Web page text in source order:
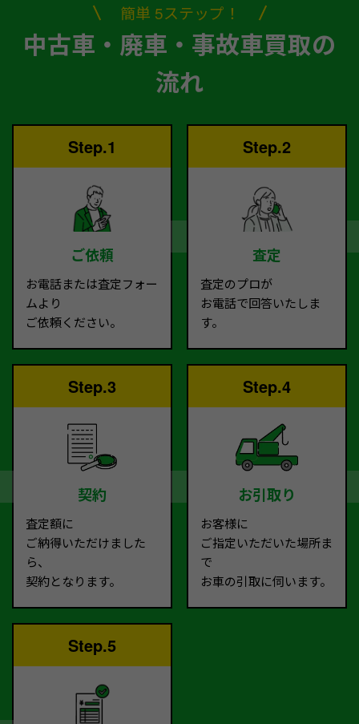
簡単 5ステップ！
中古車・廃車・事故車買取の
流れ
Step.1
ご依頼
お電話または査定フォー
ムより
ご依頼ください。
Step.2
査定
査定のプロが
お電話で回答いたしま
す。
Step.3
契約
査定額に
ご納得いただけました
ら、
契約となります。
Step.4
お引取り
お客様に
ご指定いただいた場所ま
で
お車の引取に伺います。
Step.5